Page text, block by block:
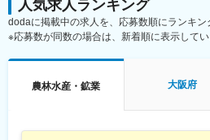
・オンライン完結の業務設計のた
（4） 働きやすい環境
・フルリモート／フルフレックス
・残業月平均10時間程度
・週1回の定例MTGあり
・フルリモート勤務（半年に1回出
経営層の戦略に基づいた事業計画
サイクルの実行
農業と地域課題の解決に取り組み
◎海外事業立ち上げの完遂実績
人気求人ランキング
dodaに掲載中の求人を、応募数順にランキン
※応募数が同数の場合は、新着順に表示してい
農林水産・鉱業 大阪府